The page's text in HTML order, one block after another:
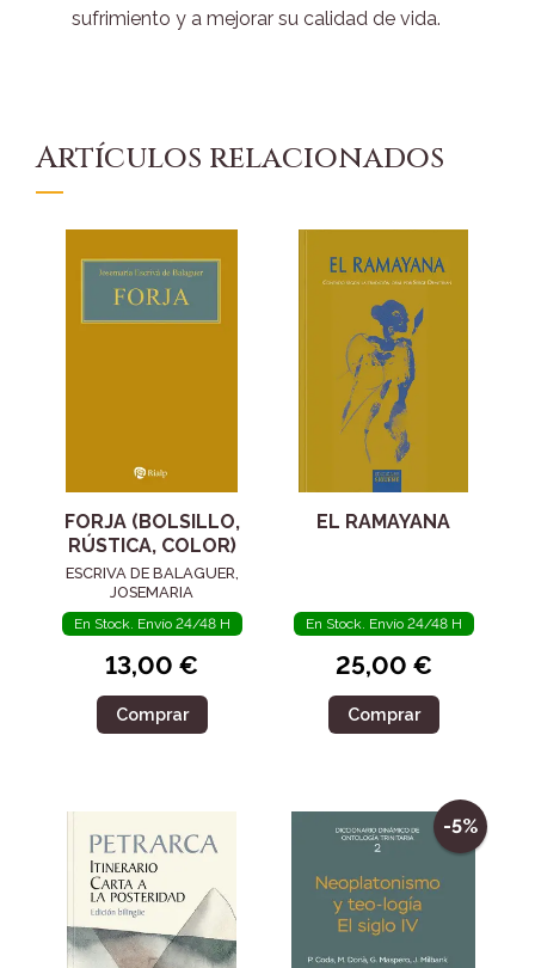
sufrimiento y a mejorar su calidad de vida.
Artículos relacionados
FORJA (BOLSILLO,
RÚSTICA, COLOR)
ESCRIVA DE BALAGUER,
JOSEMARIA
En Stock. Envío 24/48 H
13,00 €
Comprar
EL RAMAYANA
En Stock. Envío 24/48 H
25,00 €
Comprar
-5%